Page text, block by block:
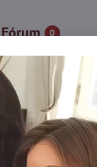
Fórum 0
elasztikus